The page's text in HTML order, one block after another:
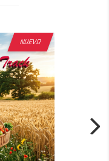
NUEVO